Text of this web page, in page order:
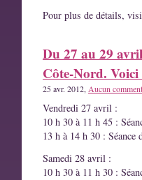
Pour plus de détails,
Du 27 au 29
Côte-Nord.
25 avr. 2012, Aucun
Vendredi 27 avril :
10 h 30 à 11 h 45 :
13 h à 14 h 30 : Séance
Samedi 28 avril :
10 h 30 à 11 h 30 :